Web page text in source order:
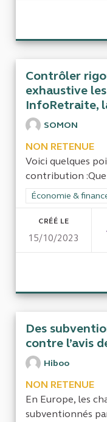
Contrôler
exhaustive
InfoRetraite,
SOMON
NON RETENUE
Voici quelques
contribution :Que
Filtrer les résultats
Économie &
CRÉÉ LE
15/10/2023
Des
contre l’avis
Hiboo
NON RETENUE
En Europe, les
subventionnés